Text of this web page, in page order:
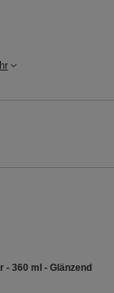
360 ml - Glänzend